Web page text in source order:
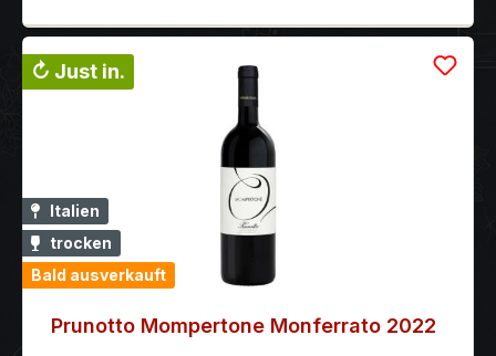
↻ Just in.
Italien
trocken
Bald ausverkauft
Prunotto Mompertone Monferrato 2022